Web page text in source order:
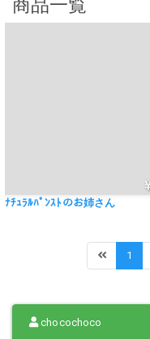
商品一覧
ﾅﾁｭﾗﾙﾊﾟﾝｽﾄのお姉さん
1
chocochoco